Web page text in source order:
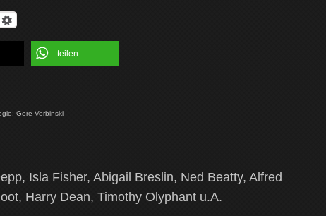
teilen
Gore Verbinski
Isla Fisher, Abigail Breslin, Ned Beatty, Alfred
Harry Dean, Timothy Olyphant u.A.